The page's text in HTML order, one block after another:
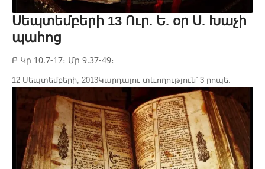
Սեպտեմբերի 13 Ուր. Ե. օր Ս. Խաչի
պահոց
Բ Կր 10.7-17։ Մր 9.37-49։
12 Սեպտեմբերի, 2013Կարդալու տևողություն՝ 3 րոպե: